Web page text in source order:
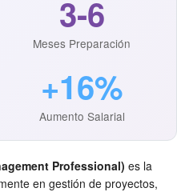
3-6
Meses Preparación
+16%
Aumento Salarial
Professional) es la
en gestión de proyectos,